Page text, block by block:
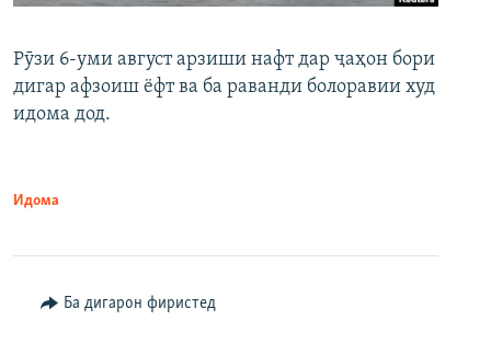
Рӯзи 6-уми август арзиши нафт дар ҷаҳон бори
дигар афзоиш ёфт ва ба раванди болоравии худ
идома дод.
Идома
Ба дигарон фиристед